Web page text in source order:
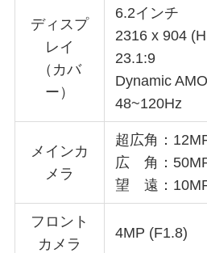
ディスプ
レイ
（カバ
ー）
6.2インチ
2316 x 904
23.1:9
Dynamic
48~120Hz
メインカ
メラ
超広角：
広 角：
望 遠：
フロント
カメラ
4MP (F1.8)